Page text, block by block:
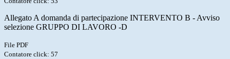
Allegato A domanda di partecipazione INTERVENTO B - Avviso
selezione GRUPPO DI LAVORO -D
File PDF
Contatore click: 57